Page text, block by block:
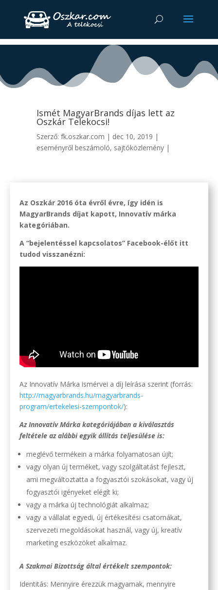
Ismét MagyarBrands díjas lett az
Oszkár Telekocsi!
Szerző: fk.oszkar.com | dec 10, 2019 |
eseményről beszámoló, sajtóközlemény|
Az Oszkár 2016 óta évről évre, így idén is
MagyarBrands díjat kapott, Innovatív márka
kategóriában.
A “bejelentéssel kapcsolatos” Facebook-élőt itt
tudod visszanézni:
Az Innovatív Márka ismérvei a díj leírása szerint (forrás:
http://magyarbrands.hu/magyarbrands-
program/ertekelesi-szempontok/):
Az Innovatív Márka kategóriájában a kiválasztás
feltétele az alábbi egyik állítás teljesülése is:
meglévő termékein a márka folyamatosan újít;
vagy olyan új terméket, vagy szolgáltatást fejleszt,
ami megváltoztatta a fogyasztói szokásokat, vagy új
fogyasztói igényeket elégít ki;
vagy a márka új technológiát alkalmaz;
vagy a vállalat egyedi, új értékesítési csatornákat,
szervezeti megoldásokat használ, vagy új, kreatív
marketing eszközöket alkalmaz.
A Szakmai Bizottság által értékelt szempontok:
Identitás: Mennyire érezzük magyarnak, mennyire